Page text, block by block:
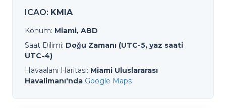
ICAO: KMIA
Konum: Miami, ABD
Saat Dilimi: Doğu Zamanı (UTC-5, yaz saati
UTC-4)
Havaalanı Haritası: Miami Uluslararası
Havalimanı'nda Google Maps